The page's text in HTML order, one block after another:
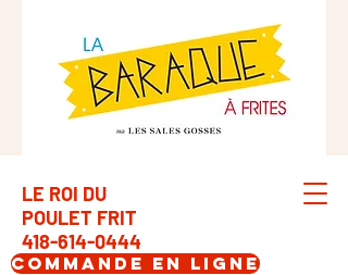
LE ROI DU
POULET FRIT
418-614-0444
Commande en Ligne